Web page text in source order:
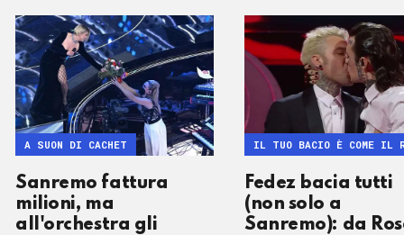
Sanremo fattura
milioni, ma
all'orchestra gli
A SUON DI CACHET
Fedez bacia tutti
(non solo a
Sanremo): da
IL TUO BACIO È COME IL